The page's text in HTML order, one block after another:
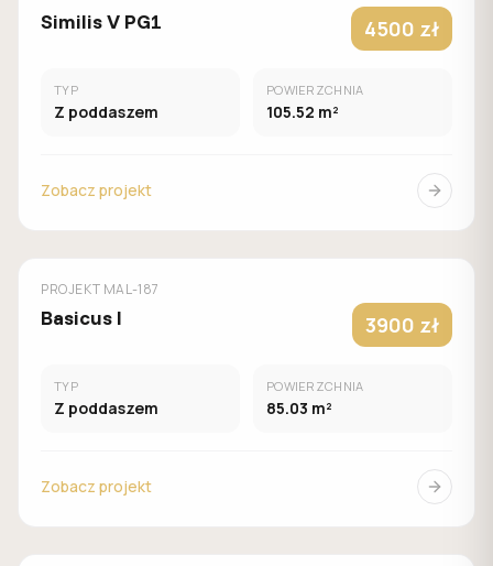
Similis V PG1 4500 zł
TYP
Z poddaszem
POWIERZCHNIA
105.52 m²
Zobacz projekt
MALACHIT
PROJEKT MAL-187
Basicus I 3900 zł
TYP
Z poddaszem
POWIERZCHNIA
85.03 m²
Zobacz projekt